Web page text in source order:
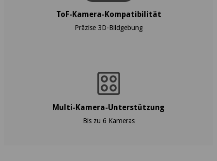
ToF-Kamera-Kompatibilität
Präzise 3D-Bildgebung
Multi-Kamera-Unterstützung
Bis zu 6 Kameras